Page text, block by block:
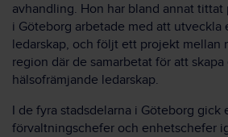
avhandling. Hon har bland annat tittat
i Göteborg arbetade med att utveckla
ledarskap, och följt ett projekt mellan
region där de samarbetat för att
hälsofrämjande ledarskap.
I de fyra stadsdelarna i Göteborg gick
förvaltningschefer och enhetschefer